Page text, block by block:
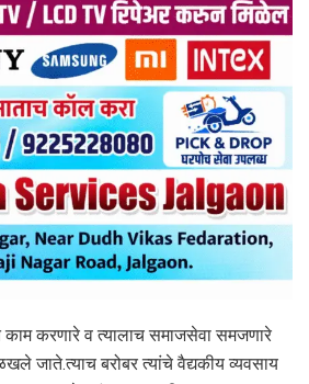
काम करणारे व त्यालाच समाजसेवा समजणारे
जाते.त्याच बरोबर त्यांचे वैद्यकीय व्यवसाय